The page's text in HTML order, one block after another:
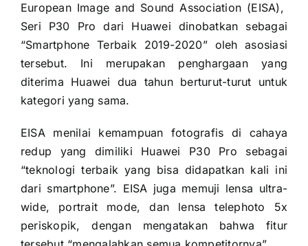
European Image and Sound Association (EISA),
Seri P30 Pro dari Huawei dinobatkan sebagai
“Smartphone Terbaik 2019-2020” oleh asosiasi
tersebut. Ini merupakan penghargaan yang
diterima Huawei dua tahun berturut-turut untuk
kategori yang sama.
EISA menilai kemampuan fotografis di cahaya
redup yang dimiliki Huawei P30 Pro sebagai
“teknologi terbaik yang bisa didapatkan kali ini
dari smartphone”. EISA juga memuji lensa ultra-
wide, portrait mode, dan lensa telephoto 5x
periskopik, dengan mengatakan bahwa fitur